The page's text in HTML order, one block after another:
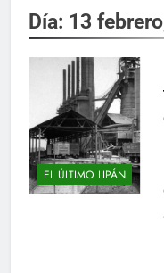
Día: 13
EL ÚLTIMO LIPÁN